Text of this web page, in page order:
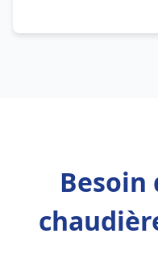
Besoin